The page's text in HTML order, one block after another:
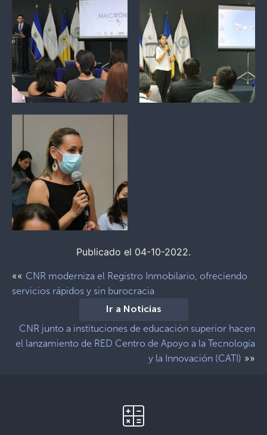
Publicado el 04-10-2022.
«« CNR moderniza el Registro Inmobilario, ofreciendo
servicios rápidos y sin burocracia
Ir a Noticias
CNR junto a instituciones de educación superior hacen
el lanzamiento de RED Centro de Apoyo a la Tecnología
y la Innovación (CATI) »»